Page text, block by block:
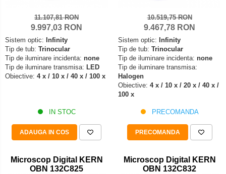
11.107,81 RON
9.997,03 RON
Sistem optic: Infinity
Tip de tub: Trinocular
Tip de iluminare incidenta: none
Tip de iluminare transmisa: LED
Obiective: 4 x / 10 x / 40 x / 100 x
IN STOC
ADAUGA IN COS
10.519,75 RON
9.467,78 RON
Sistem optic: Infinity
Tip de tub: Trinocular
Tip de iluminare incidenta: none
Tip de iluminare transmisa:
Halogen
Obiective: 4 x / 10 x / 20 x / 40 x /
100 x
PRECOMANDA
PRECOMANDA
Microscop Digital KERN
OBN 132C825
Microscop Digital KERN
OBN 132C832